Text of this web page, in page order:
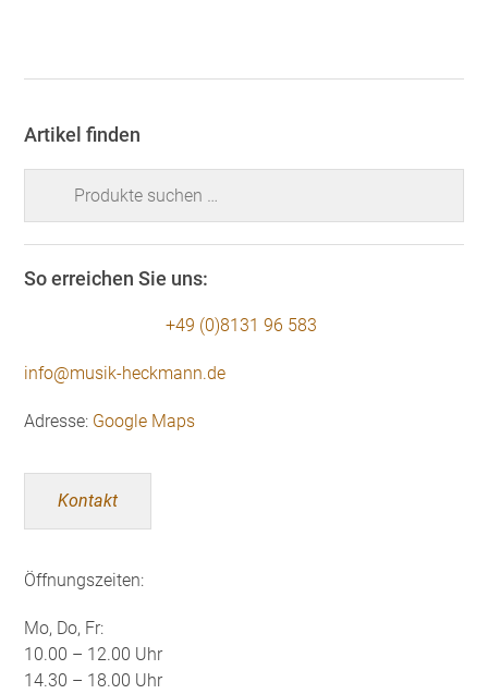
Artikel finden
So erreichen Sie uns:
+49 (0)8131 96 583
info@musik-heckmann.de
Adresse: Google Maps
Kontakt
Öffnungszeiten:
Mo, Do, Fr:
10.00 – 12.00 Uhr
14.30 – 18.00 Uhr